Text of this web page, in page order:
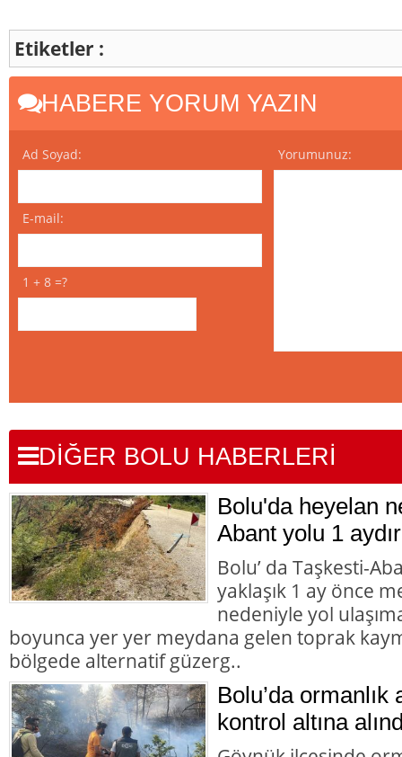
Etiketler :
HABERE YORUM YAZIN
Ad Soyad:
E-mail:
1 + 8 =?
Yorumunuz:
DİĞER BOLU HABERLERİ
Bolu'da heyelan
Abant yolu 1
Bolu’ da Taşkesti-
yaklaşık 1 ay önce
nedeniyle yol
boyunca yer yer meydana gelen toprak
bölgede alternatif güzerg..
Bolu’da ormanlık
kontrol altına